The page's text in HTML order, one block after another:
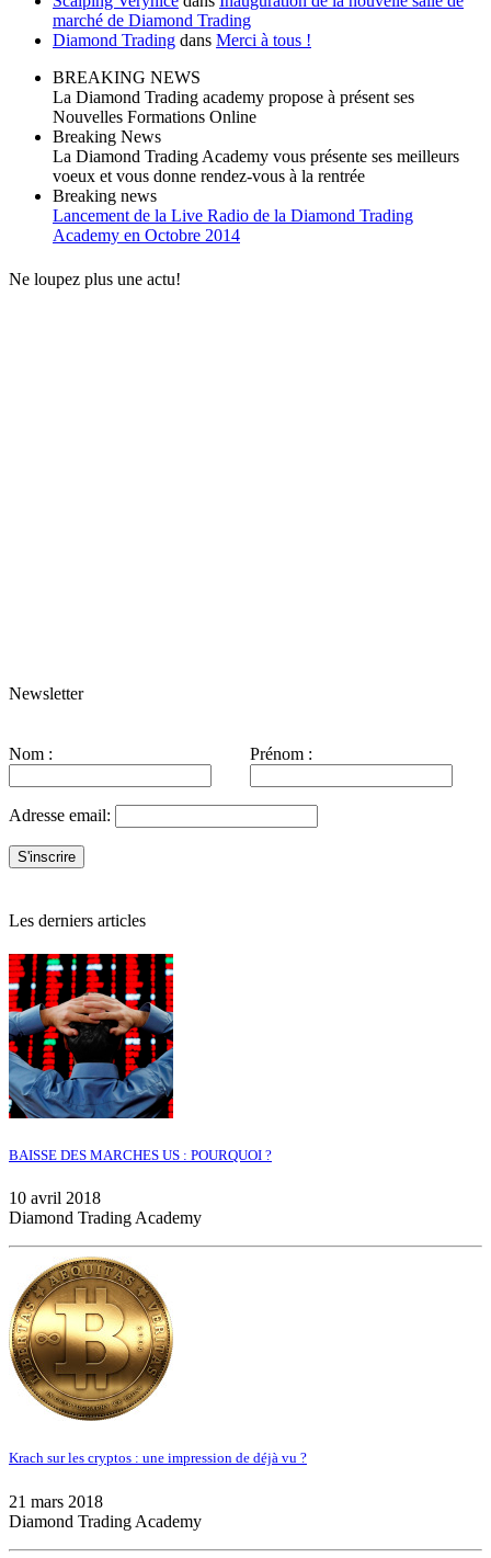
marché de Diamond Trading
Diamond Trading dans Merci à tous !
BREAKING NEWS
La Diamond Trading academy propose à présent ses
Nouvelles Formations Online
Breaking News
La Diamond Trading Academy vous présente ses meilleurs
voeux et vous donne rendez-vous à la rentrée
Breaking news
Lancement de la Live Radio de la Diamond Trading
Academy en Octobre 2014
Ne loupez plus une actu!
Newsletter
Nom : Prénom :
Adresse email:
Les derniers articles
BAISSE DES MARCHES US : POURQUOI ?
10 avril 2018
Diamond Trading Academy
Krach sur les cryptos : une impression de déjà vu ?
21 mars 2018
Diamond Trading Academy